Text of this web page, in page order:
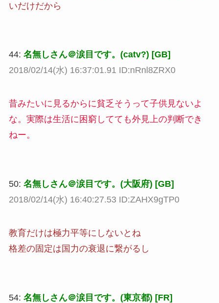
いだけだから
44: 名無しさん＠涙目です。(catv?) [GB]
2018/02/14(水) 16:37:01.91 ID:nRnl8ZRX0
昔みたいに見るからに貧乏そうって子供見ないよ
な。実際は生活に困窮してても外見上の判断でき
ねー。
50: 名無しさん＠涙目です。(大阪府) [GB]
2018/02/14(水) 16:40:27.53 ID:ZAHX9gTP0
教育だけは極力平等にしないとね
格差の固定は国力の衰退に繋がるし
54: 名無しさん＠涙目です。(東京都) [FR]